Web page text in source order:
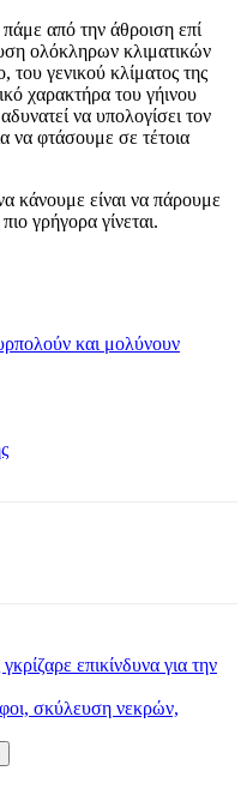
από την άθροιση επί
ολόκληρων κλιματικών
γενικού κλίματος της
χαρακτήρα του γήινου
να υπολογίσει τον
να φτάσουμε σε τέτοια
κάνουμε είναι να πάρουμε
γρήγορα γίνεται.
και μολύνουν
επικίνδυνα για την
σκύλευση νεκρών,